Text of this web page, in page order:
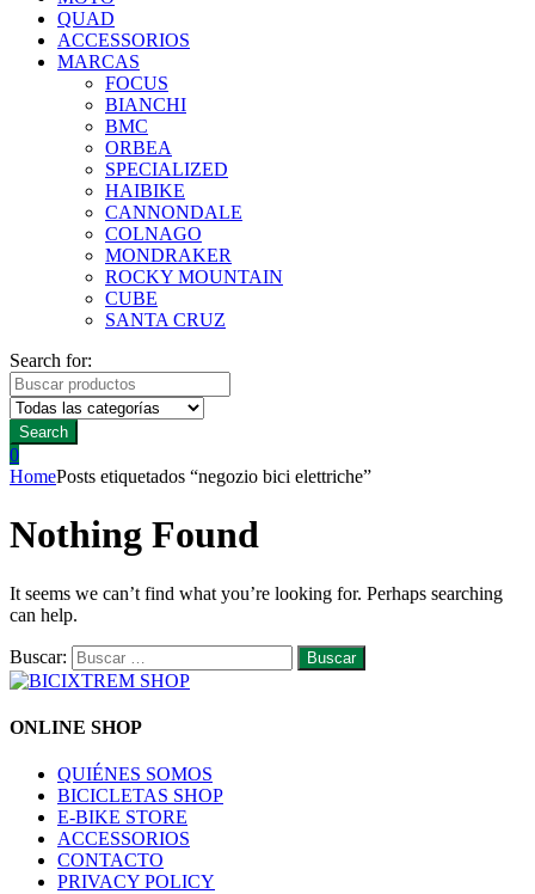
QUAD
ACCESSORIOS
MARCAS
FOCUS
BIANCHI
BMC
ORBEA
SPECIALIZED
HAIBIKE
CANNONDALE
COLNAGO
MONDRAKER
ROCKY MOUNTAIN
CUBE
SANTA CRUZ
Search for:
Search
0
HomePosts etiquetados “negozio bici elettriche”
Nothing Found
It seems we can’t find what you’re looking for. Perhaps searching
can help.
Buscar:
ONLINE SHOP
QUIÉNES SOMOS
BICICLETAS SHOP
E-BIKE STORE
ACCESSORIOS
CONTACTO
PRIVACY POLICY